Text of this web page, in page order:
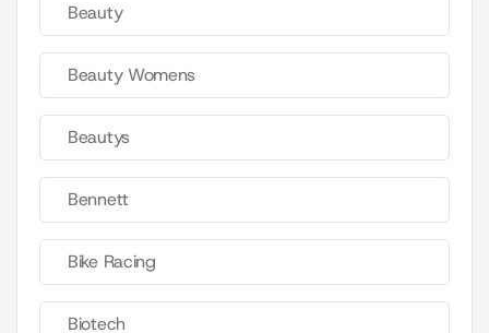
Beauty
Beauty Womens
Beautys
Bennett
Bike Racing
Biotech